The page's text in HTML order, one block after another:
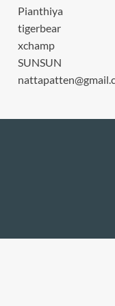
Pianthiya
tigerbear
xchamp
SUNSUN